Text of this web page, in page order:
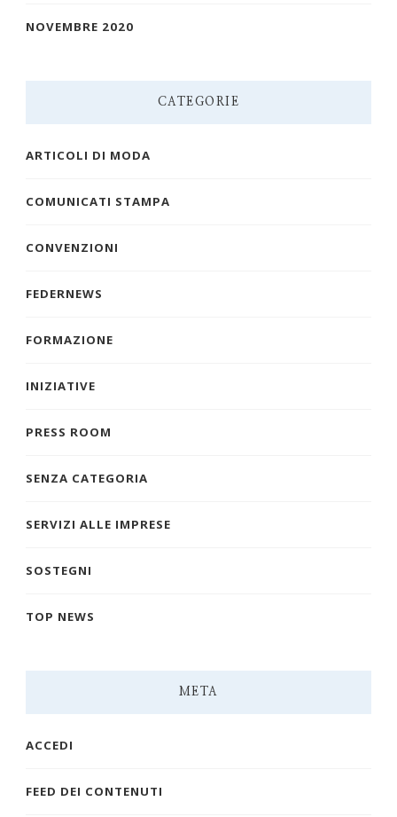
NOVEMBRE 2020
CATEGORIE
ARTICOLI DI MODA
COMUNICATI STAMPA
CONVENZIONI
FEDERNEWS
FORMAZIONE
INIZIATIVE
PRESS ROOM
SENZA CATEGORIA
SERVIZI ALLE IMPRESE
SOSTEGNI
TOP NEWS
META
ACCEDI
FEED DEI CONTENUTI